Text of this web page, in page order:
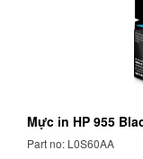
Mực in HP 955
Part no: L0S60AA